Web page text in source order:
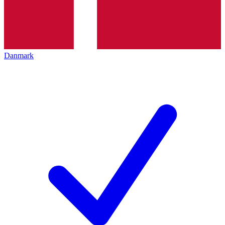
Danmark